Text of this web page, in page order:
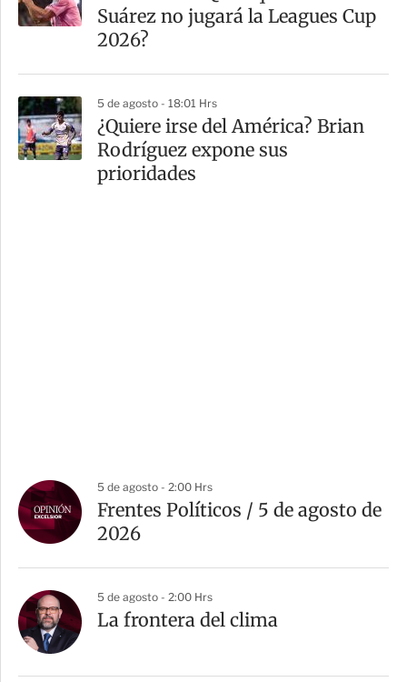
Suárez no jugará la Leagues Cup
2026?
5 de agosto - 18:01 Hrs
¿Quiere irse del América? Brian
Rodríguez expone sus
prioridades
5 de agosto - 2:00 Hrs
Frentes Políticos / 5 de agosto de
2026
5 de agosto - 2:00 Hrs
La frontera del clima